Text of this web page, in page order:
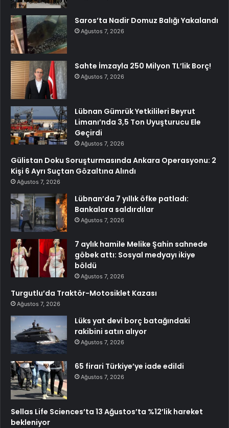
Saros’ta Nadir Domuz Balığı Yakalandı
Ağustos 7, 2026
Sahte İmzayla 250 Milyon TL’lik Borç!
Ağustos 7, 2026
Lübnan Gümrük Yetkilileri Beyrut
Limanı’nda 3,5 Ton Uyuşturucu Ele
Geçirdi
Ağustos 7, 2026
Gülistan Doku Soruşturmasında Ankara Operasyonu: 2
Kişi 6 Ayrı Suçtan Gözaltına Alındı
Ağustos 7, 2026
Lübnan’da 7 yıllık öfke patladı:
Bankalara saldırdılar
Ağustos 7, 2026
7 aylık hamile Melike Şahin sahnede
göbek attı: Sosyal medyayı ikiye
böldü
Ağustos 7, 2026
Turgutlu’da Traktör-Motosiklet Kazası
Ağustos 7, 2026
Lüks yat devi borç batağındaki
rakibini satın alıyor
Ağustos 7, 2026
65 firari Türkiye’ye iade edildi
Ağustos 7, 2026
Sellas Life Sciences’ta 13 Ağustos’ta %12’lik hareket
bekleniyor